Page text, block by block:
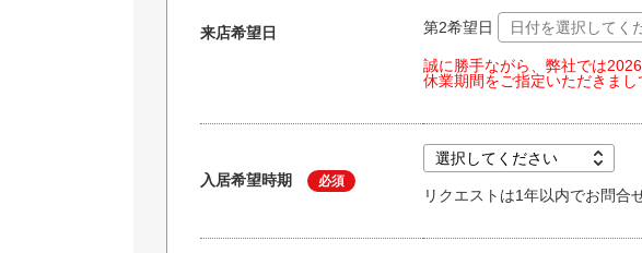
来店希望日 第2希望日
誠に勝手ながら、弊社では
休業期間をご指定いただきまし
入居希望時期 必須
リクエストは1年以内でお問合